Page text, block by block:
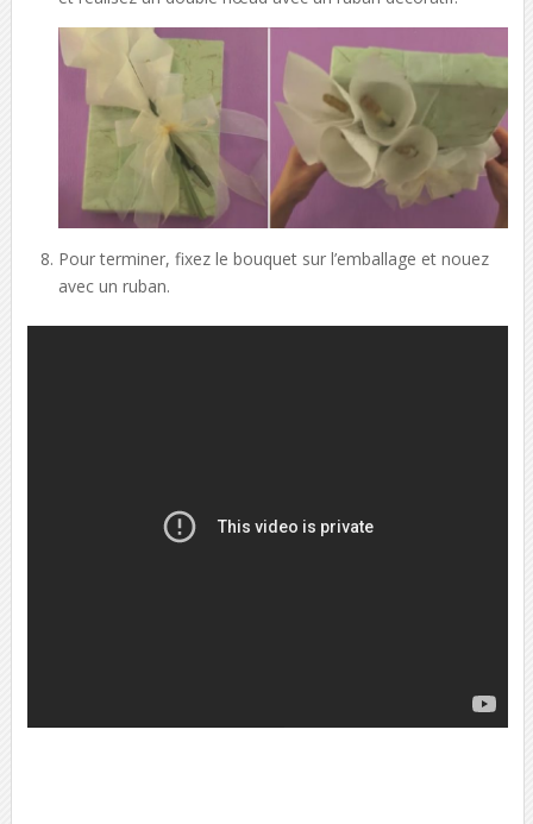
Pour terminer, fixez le bouquet sur l’emballage et nouez
avec un ruban.